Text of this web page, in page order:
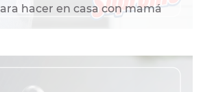
hacer en casa con mamá